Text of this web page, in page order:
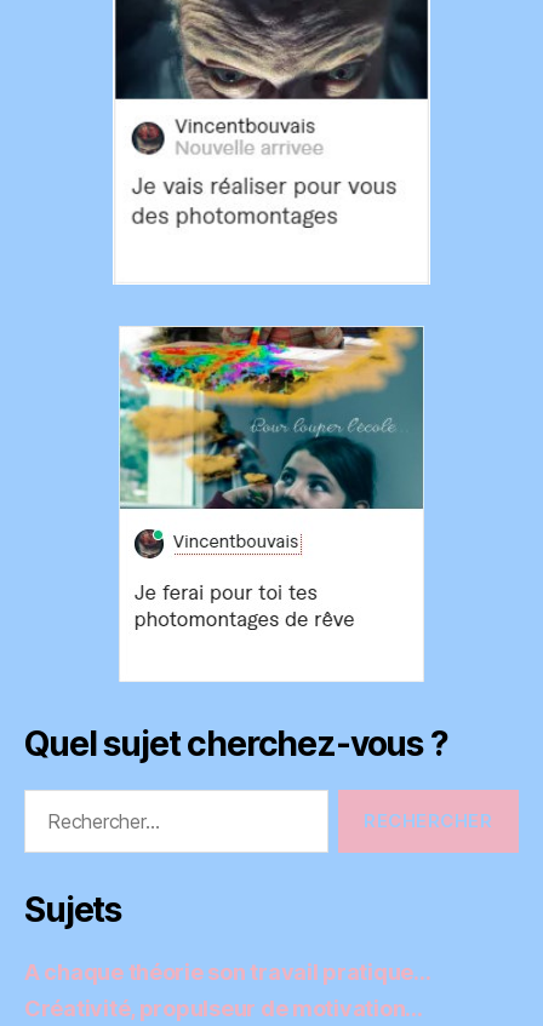
Quel sujet cherchez-vous ?
Sujets
A chaque théorie son travail pratique…
Créativité, propulseur de motivation…